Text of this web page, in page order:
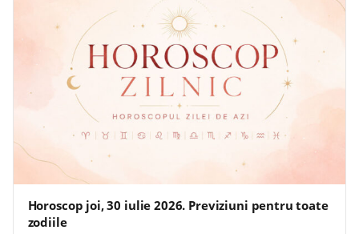
Horoscop joi, 30 iulie 2026. Previziuni pentru toate
zodiile